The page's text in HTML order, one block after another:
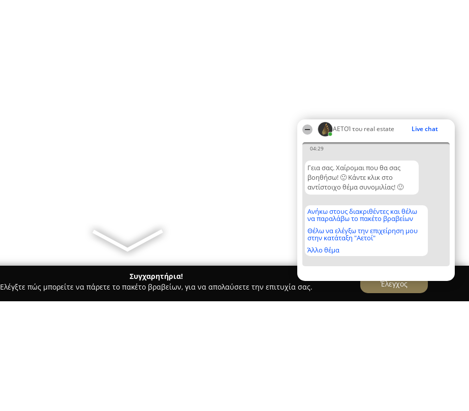
ΑΕΤΟΊ του real estate Live chat
04:29
Γεια σας. Χαίρομαι που θα σας
βοηθήσω! 🙂 Κάντε κλικ στο
αντίστοιχο θέμα συνομιλίας! 🙂
Ανήκω στους διακριθέντες και θέλω
να παραλάβω το πακέτο βραβείων
Θέλω να ελέγξω την επιχείρηση μου
στην κατάταξη "Αετοί"
Άλλο θέμα
Συγχαρητήρια!
Ελέγξτε πώς μπορείτε να πάρετε το πακέτο βραβείων, για να απολαύσετε την επιτυχία σας.
Έλεγχος